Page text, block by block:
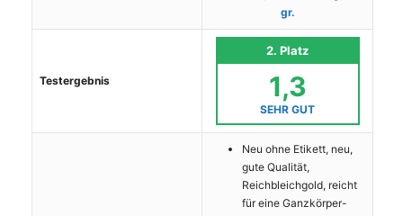
gr.
Testergebnis
2. Platz
1,3
SEHR GUT
Neu ohne Etikett, neu,
gute Qualität,
Reichbleichgold, reicht
für eine Ganzkörper-